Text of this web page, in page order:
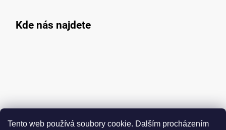
Tento web používá soubory cookie. Dalším procházením
Kde nás najdete